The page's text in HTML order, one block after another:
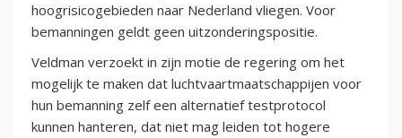
hoogrisicogebieden naar Nederland vliegen. Voor
bemanningen geldt geen uitzonderingspositie.
Veldman verzoekt in zijn motie de regering om het
mogelijk te maken dat luchtvaartmaatschappijen voor
hun bemanning zelf een alternatief testprotocol
kunnen hanteren, dat niet mag leiden tot hogere